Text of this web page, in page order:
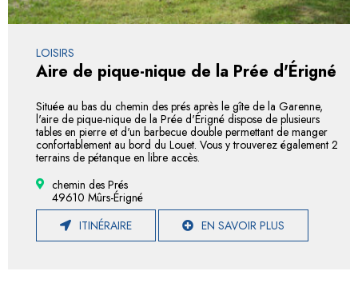
LOISIRS
Aire de pique-nique de la Prée d'Érigné
Située au bas du chemin des prés après le gîte de la Garenne,
l'aire de pique-nique de la Prée d'Érigné dispose de plusieurs
tables en pierre et d'un barbecue double permettant de manger
confortablement au bord du Louet. Vous y trouverez également 2
terrains de pétanque en libre accès.
chemin des Prés
49610 Mûrs-Érigné
ITINÉRAIRE
EN SAVOIR PLUS